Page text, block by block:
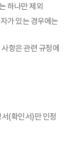
하나만 제외
가 있는 경우에는
항은 관련 규정에
(확인서)만 인정